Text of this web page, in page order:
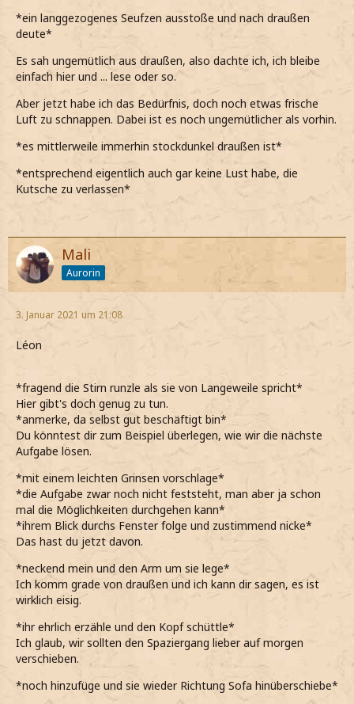
*ein langgezogenes Seufzen ausstoße und nach draußen
deute*
Es sah ungemütlich aus draußen, also dachte ich, ich bleibe
einfach hier und ... lese oder so.
Aber jetzt habe ich das Bedürfnis, doch noch etwas frische
Luft zu schnappen. Dabei ist es noch ungemütlicher als vorhin.
*es mittlerweile immerhin stockdunkel draußen ist*
*entsprechend eigentlich auch gar keine Lust habe, die
Kutsche zu verlassen*
Mali
Aurorin
3. Januar 2021 um 21:08
Léon
*fragend die Stirn runzle als sie von Langeweile spricht*
Hier gibt's doch genug zu tun.
*anmerke, da selbst gut beschäftigt bin*
Du könntest dir zum Beispiel überlegen, wie wir die nächste
Aufgabe lösen.
*mit einem leichten Grinsen vorschlage*
*die Aufgabe zwar noch nicht feststeht, man aber ja schon
mal die Möglichkeiten durchgehen kann*
*ihrem Blick durchs Fenster folge und zustimmend nicke*
Das hast du jetzt davon.
*neckend mein und den Arm um sie lege*
Ich komm grade von draußen und ich kann dir sagen, es ist
wirklich eisig.
*ihr ehrlich erzähle und den Kopf schüttle*
Ich glaub, wir sollten den Spaziergang lieber auf morgen
verschieben.
*noch hinzufüge und sie wieder Richtung Sofa hinüberschiebe*